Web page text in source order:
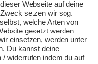
Webseite auf deine
setzen wir sog.
welche Arten von
gesetzt werden
einsetzen, werden unter
Du kannst deine
/ widerrufen indem du auf